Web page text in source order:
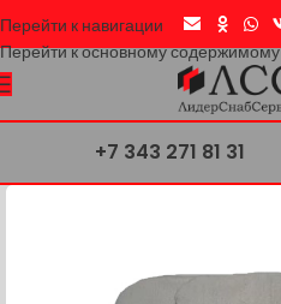
Перейти к навигации
Перейти к основному содержимому
+7 343 271 81 31